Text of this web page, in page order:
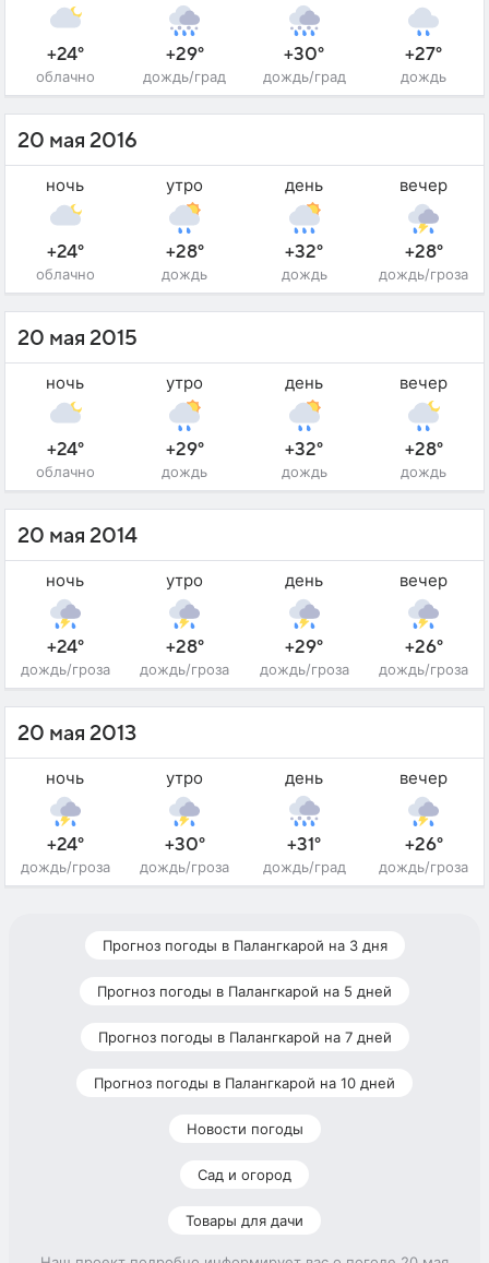
+24°
облачно
+29°
дождь/град
+30°
дождь/град
+27°
дождь
20 мая 2016
ночь
+24°
облачно
утро
+28°
дождь
день
+32°
дождь
вечер
+28°
дождь/гроза
20 мая 2015
ночь
+24°
облачно
утро
+29°
дождь
день
+32°
дождь
вечер
+28°
дождь
20 мая 2014
ночь
+24°
дождь/гроза
утро
+28°
дождь/гроза
день
+29°
дождь/гроза
вечер
+26°
дождь/гроза
20 мая 2013
ночь
+24°
дождь/гроза
утро
+30°
дождь/гроза
день
+31°
дождь/град
вечер
+26°
дождь/гроза
Прогноз погоды в Палангкарой на 3 дня
Прогноз погоды в Палангкарой на 5 дней
Прогноз погоды в Палангкарой на 7 дней
Прогноз погоды в Палангкарой на 10 дней
Новости погоды
Сад и огород
Товары для дачи